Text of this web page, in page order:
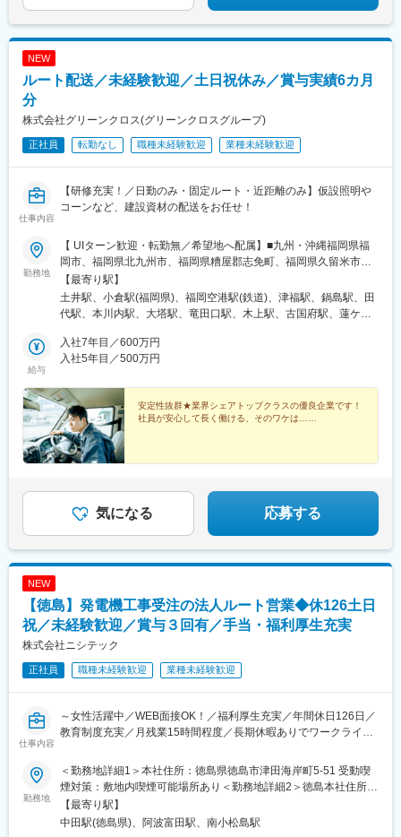
NEW
ルート配送／未経験歓迎／土日祝休み／賞与実績6カ月
分
株式会社グリーンクロス(グリーンクロスグループ)
正社員 転勤なし 職種未経験歓迎 業種未経験歓迎
仕事内容
【研修充実！／日勤のみ・固定ルート・近距離のみ】仮設照明や
コーンなど、建設資材の配送をお任せ！
勤務地
【 UIターン歓迎・転勤無／希望地へ配属】■九州・沖縄福岡県福
岡市、福岡県北九州市、福岡県糟屋郡志免町、福岡県久留米市、
佐賀県佐賀市、佐賀県鳥栖市、長崎県西彼杵郡長与町、長崎県佐
世保市、熊本県熊本市、熊本県球磨郡あさぎり町、大分県大分
市、宮崎県宮崎市、鹿児島県鹿児島市、鹿児島県鹿屋市、沖縄県
下関市、広島県広島市、広島県福山市、岡山県岡山市、鳥取県鳥
取市、鳥取県境港市、島根県松江市■四国愛媛県松山市、香川県高
四日市市、静岡県静岡市、静岡県浜松市、岐阜県羽島市■関西大阪
府大阪市、大阪府堺市、兵庫県神戸市、兵庫県姫路市、奈良県奈
良市、京都府京都市■関東埼玉県川口市、埼玉県久喜市、埼玉県さ
いたま市、神奈川県横浜市、神奈川県相模原市、千葉県千葉市■東
北宮城県仙台市、宮城県登米市、宮城県石巻市、山形県山形市、
【最寄り駅】
土井駅、小倉駅(福岡県)、福岡空港駅(鉄道)、津福駅、鍋島駅、田
代駅、本川内駅、大塔駅、竜田口駅、木上駅、古国府駅、蓮ケ池
駅、岩国駅、幡生駅、梅林駅(広島県)、福山駅、東山・おかでんミ
ュージアム駅、高松町駅、鳥取駅、朝日ケ丘駅、伊予和気駅、林
駅、天竜川駅、南宿駅、平林駅(大阪府)、鳳駅、医療センター駅、
英賀保駅、帯解駅、竹田駅(京都府)、鳩ケ谷駅、鷲宮駅、鉄道博物
館駅、大倉山駅(神奈川県)、南橋本駅、本千葉駅、南仙台駅、陸前
豊里駅、蛇田駅、北山形駅、郡山富田駅、木太東口駅、計算科学
センター駅、伏見駅(京都府)
給与
入社7年目／600万円
入社5年目／500万円
安定性抜群★業界シェアトップクラスの優良企業です！
社員が安心して長く働ける、そのワケは……
気になる 応募する
NEW
【徳島】発電機工事受注の法人ルート営業◆休126土日
祝／未経験歓迎／賞与３回有／手当・福利厚生充実
株式会社ニシテック
正社員 職種未経験歓迎 業種未経験歓迎
仕事内容
～女性活躍中／WEB面接OK！／福利厚生充実／年間休日126日／
教育制度充実／月残業15時間程度／長期休暇ありでワークライフ
＼この求人のポイント／
◎ワークライフバランスを重視した柔軟な社風
◎完全週休2日制（土日祝休み／年間休日126日）
◎残業時間は月10～20時間程度
勤務地
＜勤務地詳細1＞本社住所：徳島県徳島市津田海岸町5-51 受動喫
煙対策：敷地内喫煙可能場所あり＜勤務地詳細2＞徳島本社住所：
徳島市津田海岸町１３番１３２号 受動喫煙対策：屋内全面禁煙変
更の範囲：会社の定める事業所
【最寄り駅】
中田駅(徳島県)、阿波富田駅、南小松島駅